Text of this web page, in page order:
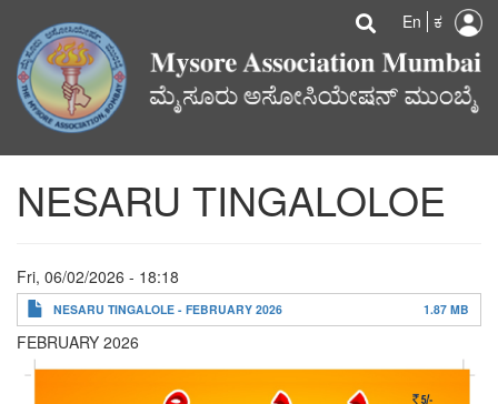
main
content
En ಕ
NESARU TINGALOLOE
Fri, 06/02/2026 - 18:18
NESARU TINGALOLE - FEBRUARY 2026 1.87 MB
FEBRUARY 2026